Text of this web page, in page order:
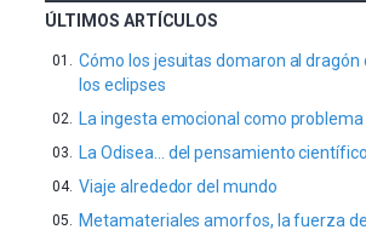
ÚLTIMOS ARTÍCULOS
Cómo los jesuitas domaron al dragón
los eclipses
La ingesta emocional como problema
La Odisea… del pensamiento científico
Viaje alrededor del mundo
Metamateriales amorfos, la fuerza